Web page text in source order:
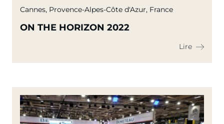
Cannes, Provence-Alpes-Côte d'Azur, France
ON THE HORIZON 2022
Lire